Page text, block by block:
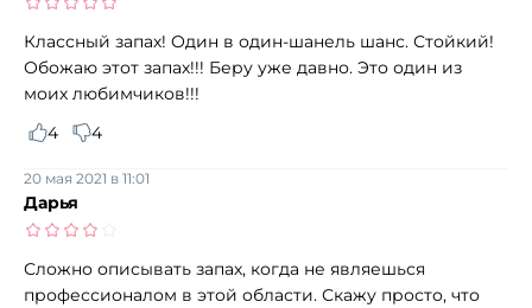
Классный запах! Один в один-шанель шанс. Стойкий!
Обожаю этот запах!!! Беру уже давно. Это один из
моих любимчиков!!!
4
4
Дарья
20 мая 2021 в 11:01
Сложно описывать запах, когда не являешься
профессионалом в этой области. Скажу просто, что